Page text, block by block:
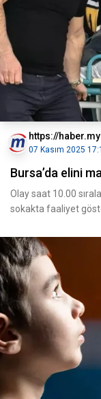
https://
07 Kasım 2025
Bursa’da elini
Olay saat 10.00
sokakta faaliyet